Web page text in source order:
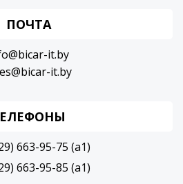
ПОЧТА
it.by
it.by
663-95-75 (a1)
663-95-85 (a1)